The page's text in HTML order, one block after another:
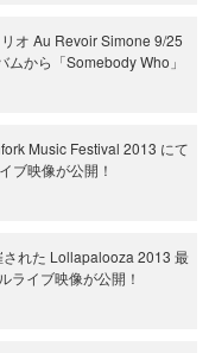
オ Au Revoir Simone 9/25
から「Somebody Who」
Music Festival 2013 にて
ブ映像が公開！
れた Lollapalooza 2013 最
ライブ映像が公開！